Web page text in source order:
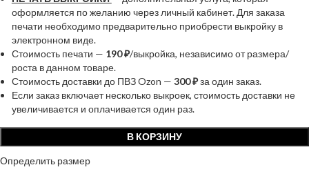
оформляется по желанию через личный кабинет. Для заказа
печати необходимо предварительно приобрести выкройку в
электронном виде.
Стоимость печати — 190 ₽/выкройка, независимо от размера/
роста в данном товаре.
Стоимость доставки до ПВЗ Ozon — 300 ₽за один заказ.
Если заказ включает несколько выкроек, стоимость доставки не
увеличивается и оплачивается один раз.
В КОРЗИНУ
Определить размер